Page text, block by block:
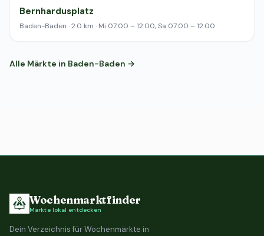
Bernhardusplatz
Baden-Baden · 2.0 km · Mi 07:00 – 12:00, Sa 07:00 – 12:00
Alle Märkte in Baden-Baden →
Wochenmarktfinder
Märkte lokal entdecken
Dein Verzeichnis für Wochenmärkte in